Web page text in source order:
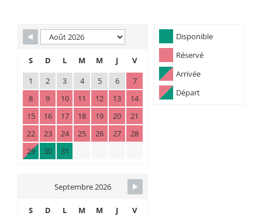
Skip Booking Form
Disponible
Réservé
Arrivée
Départ
S D L M M J
V
1
2 3 4 5 6
7
8
9 10 11 12 13
14
15
16 17 18 19 20
21
22
23 24 25 26 27
28
29
30 31
Septembre 2026
S D L M M J
V